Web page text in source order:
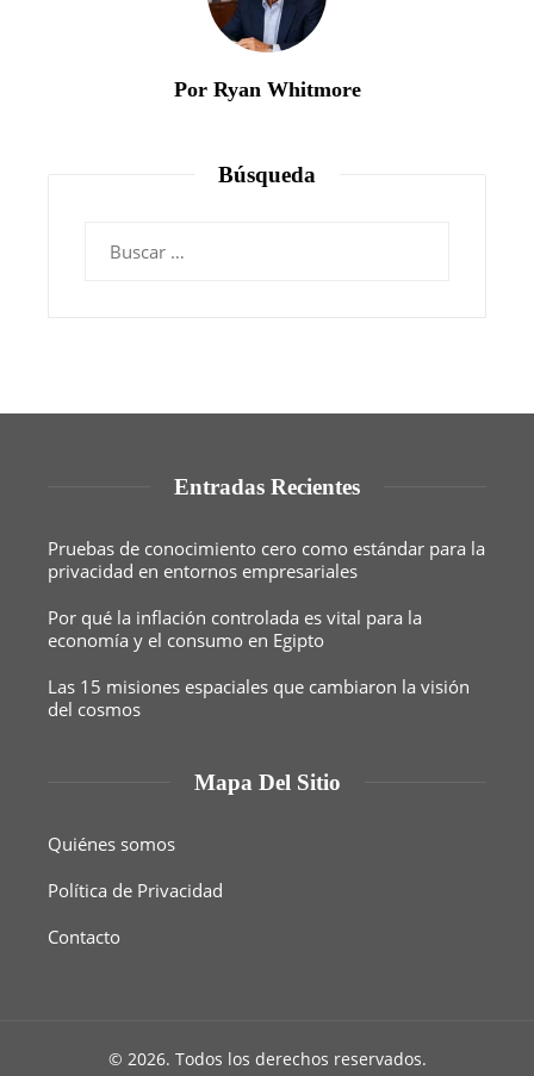
Por Ryan Whitmore
Búsqueda
Entradas Recientes
Pruebas de conocimiento cero como estándar para la
privacidad en entornos empresariales
Por qué la inflación controlada es vital para la
economía y el consumo en Egipto
Las 15 misiones espaciales que cambiaron la visión
del cosmos
Mapa Del Sitio
Quiénes somos
Política de Privacidad
Contacto
© 2026. Todos los derechos reservados.